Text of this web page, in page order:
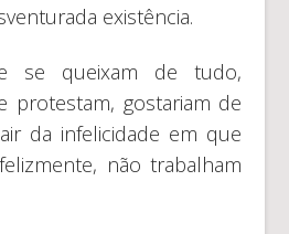
existência.
se queixam de tudo,
protestam, gostariam de
da infelicidade em que
não trabalham